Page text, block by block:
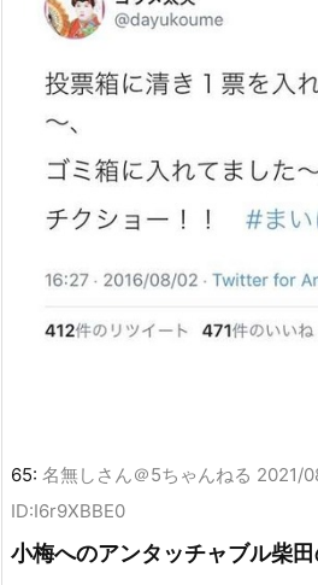
65: 名無しさん＠5ちゃんねる 2021/
ID:I6r9XBBE0
小梅へのアンタッチャブル柴